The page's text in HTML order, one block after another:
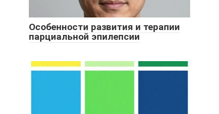
Особенности развития и терапии
парциальной эпилепсии